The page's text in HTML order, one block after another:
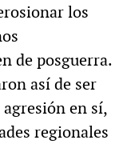
los
de posguerra.
así de ser
en sí,
regionales